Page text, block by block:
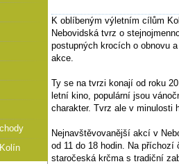
K oblíbeným výletním cílům
Nebovidská tvrz o
postupných krocích o obnovu
akce.
Ty se na tvrzi konají od roku
letní kino, populární jsou
charakter. Tvrz ale v minulosti
Nejnavštěvovanější akcí v
od 11 do 18 hodin. Na
staročeská krčma s tradiční